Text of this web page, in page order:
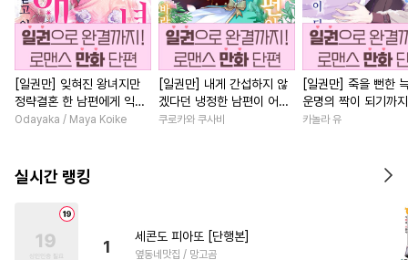
[일권만] 잊혀진 왕녀지만
정략결혼 한 남편에게 익애
받고 있습니다 [단행본]
Odayaka / Maya Koike
[일권만] 내게 간섭하지 않
겠다던 냉정한 남편이 어째
선지 저만 바라봅니다 [단행
쿠로카와 쿠사비
[일권만] 죽을 뻔한
운명의 짝이 되기까
본]
카놀라 유
실시간 랭킹
1
세콘도 피아또 [단행본]
옆동네맛집 / 망고곰